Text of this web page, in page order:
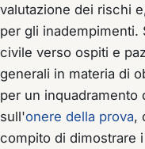
valutazione dei rischi
per gli inadempimenti.
civile verso ospiti e
generali in materia di
per un inquadramento
sull'onere della prova,
compito di dimostrare